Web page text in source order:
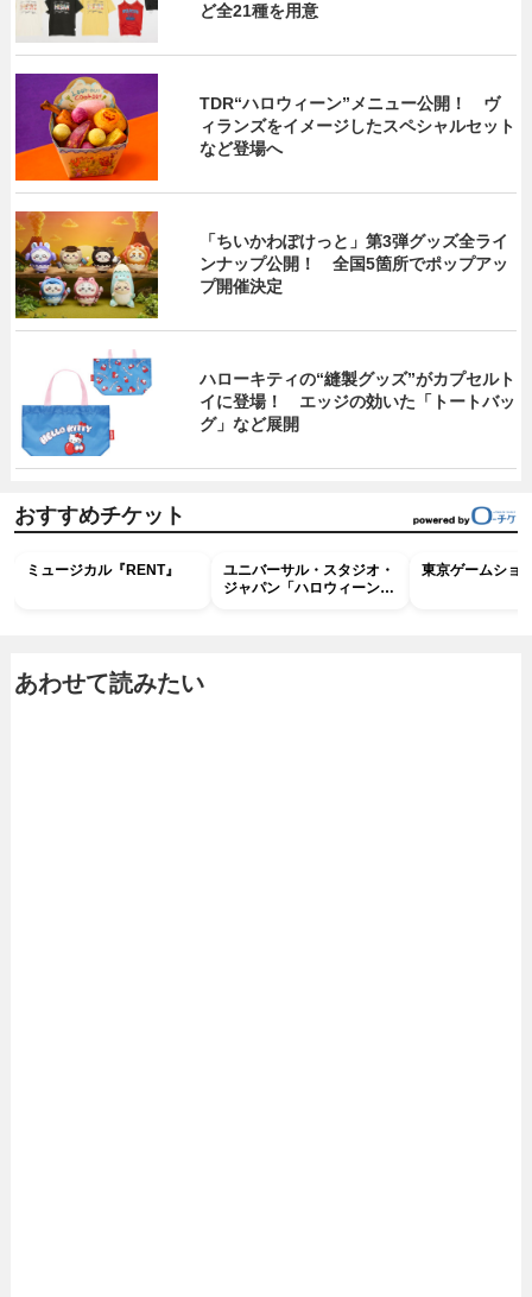
ど全21種を用意
TDR“ハロウィーン”メニュー公開！ ヴ
ィランズをイメージしたスペシャルセット
など登場へ
「ちいかわぽけっと」第3弾グッズ全ライ
ンナップ公開！ 全国5箇所でポップアッ
プ開催決定
ハローキティの“縫製グッズ”がカプセルト
イに登場！ エッジの効いた「トートバッ
グ」など展開
おすすめチケット
ミュージカル『RENT』
ユニバーサル・スタジオ・
ジャパン「ハロウィーン・
東京ゲームショ
あわせて読みたい